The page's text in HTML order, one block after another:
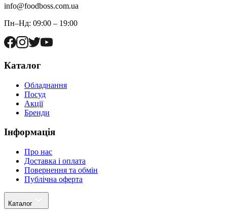
info@foodboss.com.ua
Пн–Нд: 09:00 – 19:00
Каталог
Обладнання
Посуд
Акції
Бренди
Інформація
Про нас
Доставка і оплата
Повернення та обмін
Публічна оферта
Каталог